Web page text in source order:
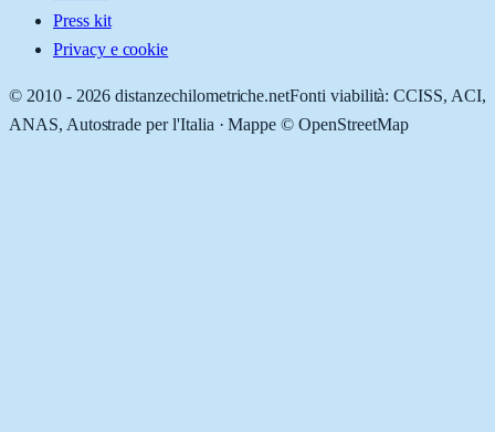
Press kit
Privacy e cookie
© 2010 - 2026 distanzechilometriche.netFonti viabilità: CCISS, ACI,
ANAS, Autostrade per l'Italia · Mappe © OpenStreetMap